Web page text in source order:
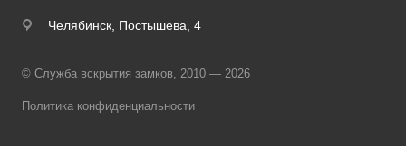
Челябинск, Постышева, 4
© Служба вскрытия замков, 2010 — 2026
Политика конфиденциальности